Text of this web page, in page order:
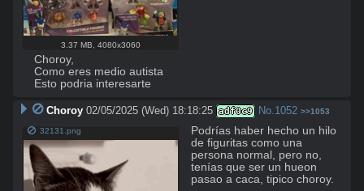
3.37 MB 4080x3060
Choroy,
Como eres medio autista
Esto podria interesarte
Choroy 02/05/2025 (Wed) 18:18:25 adf0c9 No.1052 >>1053
32131.png
Podrías haber hecho un hilo
de figuritas como una
persona normal, pero no,
tenías que ser un hueon
pasao a caca, tipico choroy.